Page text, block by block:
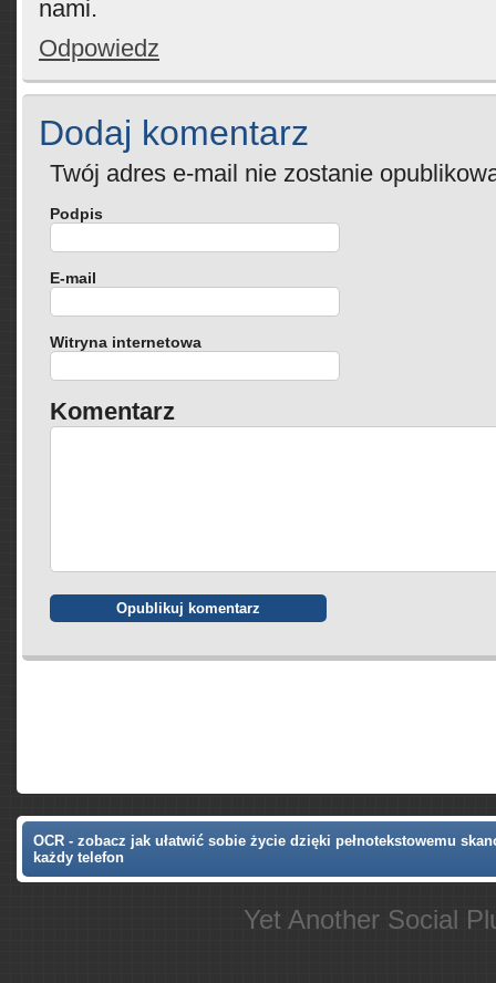
nami.
Odpowiedz
Dodaj komentarz
Twój adres e-mail nie zostanie
Podpis
E-mail
Witryna internetowa
Komentarz
OCR - zobacz jak ułatwić sobie życie dzięki pełnotekstowemu
każdy telefon
Yet Another Social